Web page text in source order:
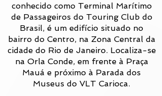
conhecido como Terminal Marítimo
de Passageiros do Touring Club do
Brasil, é um edifício situado no
bairro do Centro, na Zona Central da
cidade do Rio de Janeiro. Localiza-se
na Orla Conde, em frente à Praça
Mauá e próximo à Parada dos
Museus do VLT Carioca.